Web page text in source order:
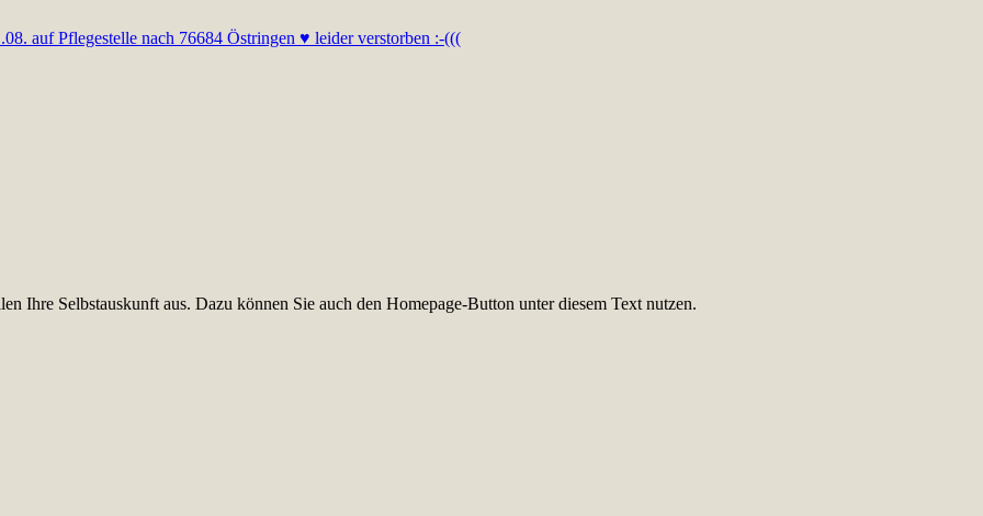
auf Pflegestelle nach 76684 Östringen ♥ leider verstorben :-(((
Ihre Selbstauskunft aus. Dazu können Sie auch den Homepage-Button unter diesem Text nutzen.